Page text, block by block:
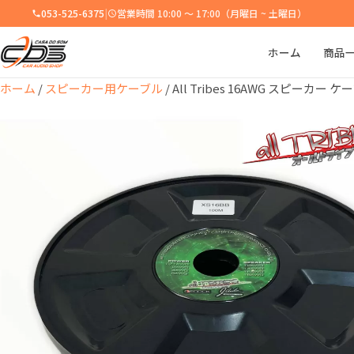
053-525-6375| 営業時間 10:00 ～ 17:00（月曜日 ~ 土曜日）
ホーム 商品
ホーム / スピーカー用ケーブル / All Tribes 16AWG スピーカー ケ